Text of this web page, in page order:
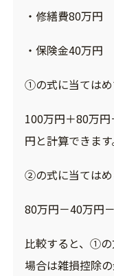
・修繕費80万円
・保険金40万円
①の式に当てはめ
100万円＋80万
円と計算できます
②の式に当てはめ
80万円－40万円
比較すると、①の
場合は雑損控除